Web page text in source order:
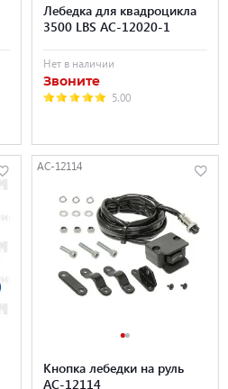
Лебедка для квадроцикла
3500 LBS AC-12020-1
Нет в наличии
Звоните
5.00
AC-12114
Кнопка лебедки на руль
AC-12114